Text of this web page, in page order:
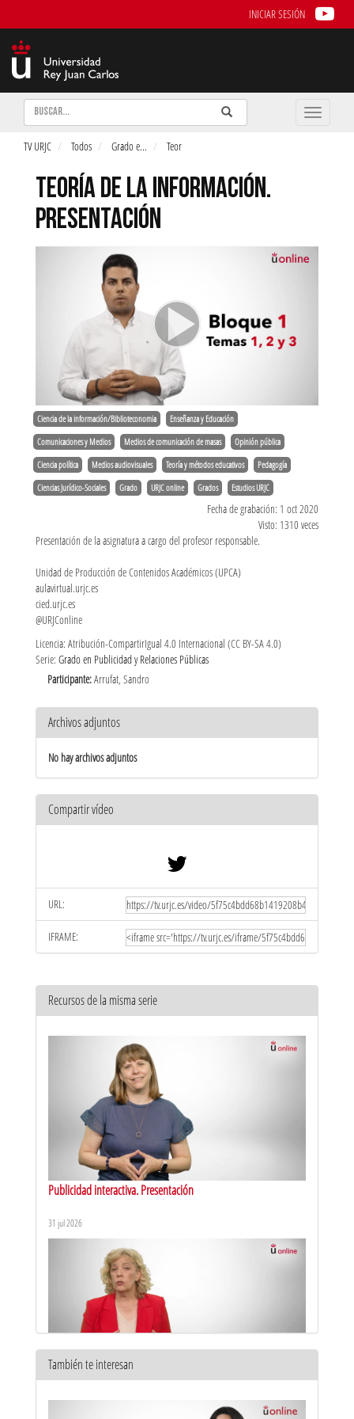
INICIAR SESIÓN
Buscar Enviar
Buscar
Toggle
TV URJC Todos Grado e... Teor
TEORÍA DE LA INFORMACIÓN.
PRESENTACIÓN
Ciencia de la información/Biblioteconomia Enseñanza y Educación
Comunicaciones y Medios Medios de comunicación de masas Opinión pública
Ciencia política Medios audiovisuales Teoría y métodos educativos Pedagogía
Ciencias Jurídico-Sociales Grado URJC online Grados Estudios URJC
Fecha de grabación: 1 oct 2020
Visto: 1310 veces
Presentación de la asignatura a cargo del profesor responsable.
Unidad de Producción de Contenidos Académicos (UPCA)
aulavirtual.urjc.es
cied.urjc.es
@URJConline
Licencia: Atribución-CompartirIgual 4.0 Internacional (CC BY-SA 4.0)
Serie: Grado en Publicidad y Relaciones Públicas
Participante:Arrufat, Sandro
Archivos adjuntos
No hay archivos adjuntos
Compartir vídeo
URL:
IFRAME:
Recursos de la misma serie
Publicidad interactiva. Presentación
31 jul 2026
También te interesan